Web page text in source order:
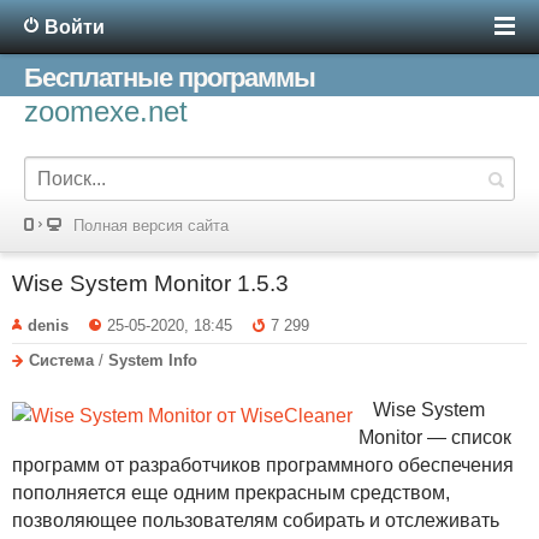
Войти
Бесплатные программы
zoomexe.net
Полная версия сайта
Wise System Monitor 1.5.3
denis 25-05-2020, 18:45
7 299
Система / System Info
Wise System
Monitor — список
программ от разработчиков программного обеспечения
пополняется еще одним прекрасным средством,
позволяющее пользователям собирать и отслеживать